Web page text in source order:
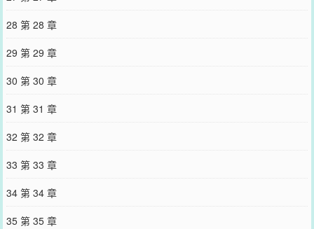
28 第 28 章
29 第 29 章
30 第 30 章
31 第 31 章
32 第 32 章
33 第 33 章
34 第 34 章
35 第 35 章